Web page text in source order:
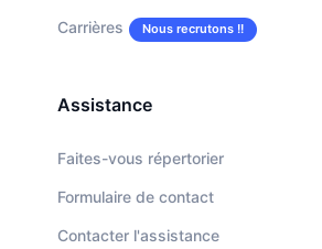
Carrières Nous recrutons !!
Assistance
Faites-vous répertorier
Formulaire de contact
Contacter l'assistance